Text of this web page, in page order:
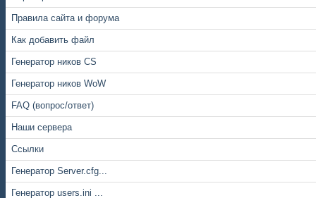
Правила сайта и форума
Как добавить файл
Генератор ников CS
Генератор ников WoW
FAQ (вопрос/ответ)
Наши сервера
Ссылки
Генератор Server.cfg...
Генератор users.ini ...